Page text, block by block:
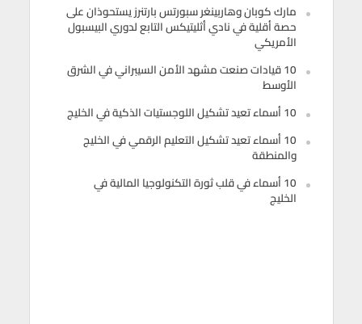
مارك كوبان وهاربينغر سبورتس بارتنرز يستحوذان على
حصة أقلية في نادي أثليتيكس التابع لدوري البيسبول
الأمريكي
10 قيادات صنعت مشهد الأمن السيبراني في الشرق
الأوسط
10 أسماء تعيد تشكيل اللوجستيات الذكية في الخليج
10 أسماء تعيد تشكيل التعليم الرقمي في الخليج
والمنطقة
10 أسماء في قلب ثورة التكنولوجيا المالية في
الخليج